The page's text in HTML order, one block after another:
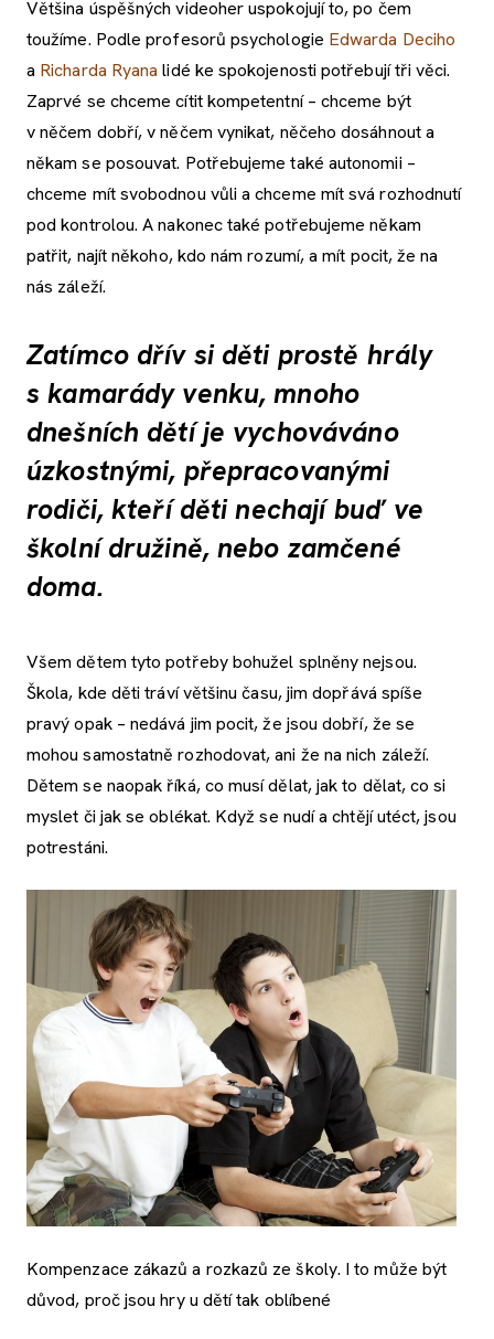
Většina úspěšných videoher uspokojují to, po čem
toužíme. Podle profesorů psychologie Edwarda Deciho
a Richarda Ryana lidé ke spokojenosti potřebují tři věci.
Zaprvé se chceme cítit kompetentní – chceme být
v něčem dobří, v něčem vynikat, něčeho dosáhnout a
někam se posouvat. Potřebujeme také autonomii –
chceme mít svobodnou vůli a chceme mít svá rozhodnutí
pod kontrolou. A nakonec také potřebujeme někam
patřit, najít někoho, kdo nám rozumí, a mít pocit, že na
nás záleží.
Zatímco dřív si děti prostě hrály
s kamarády venku, mnoho
dnešních dětí je vychováváno
úzkostnými, přepracovanými
rodiči, kteří děti nechají buď ve
školní družině, nebo zamčené
doma.
Všem dětem tyto potřeby bohužel splněny nejsou.
Škola, kde děti tráví většinu času, jim dopřává spíše
pravý opak – nedává jim pocit, že jsou dobří, že se
mohou samostatně rozhodovat, ani že na nich záleží.
Dětem se naopak říká, co musí dělat, jak to dělat, co si
myslet či jak se oblékat. Když se nudí a chtějí utéct, jsou
potrestáni.
Kompenzace zákazů a rozkazů ze školy. I to může být
důvod, proč jsou hry u dětí tak oblíbené